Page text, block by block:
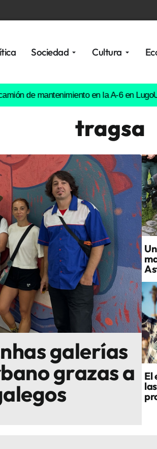
Sociedad Cultura
mantenimiento en la A-6 en LugoUn
tragsa
galerías
grazas a
El